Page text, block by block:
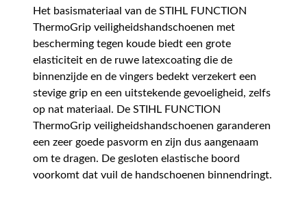
Het basismateriaal van de STIHL FUNCTION
ThermoGrip veiligheidshandschoenen met
bescherming tegen koude biedt een grote
elasticiteit en de ruwe latexcoating die de
binnenzijde en de vingers bedekt verzekert een
stevige grip en een uitstekende gevoeligheid, zelfs
op nat materiaal. De STIHL FUNCTION
ThermoGrip veiligheidshandschoenen garanderen
een zeer goede pasvorm en zijn dus aangenaam
om te dragen. De gesloten elastische boord
voorkomt dat vuil de handschoenen binnendringt.